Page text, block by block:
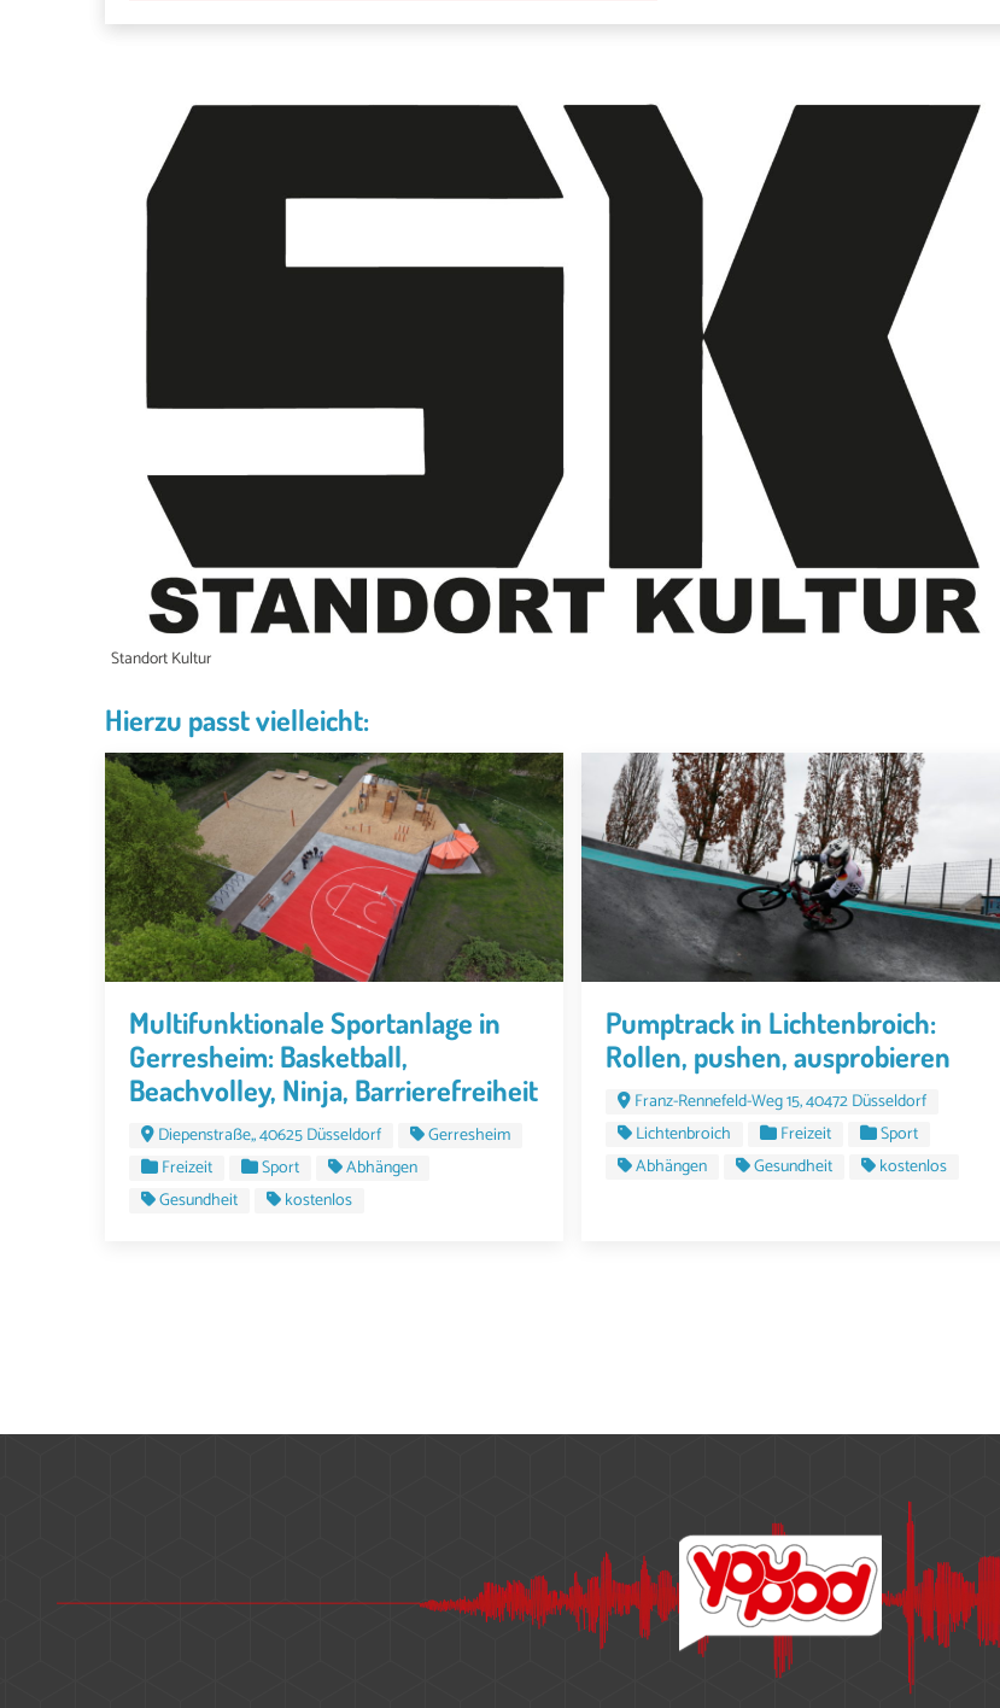
Standort Kultur
Hierzu passt vielleicht:
Multifunktionale Sportanlage in
Gerresheim: Basketball,
Beachvolley, Ninja, Barrierefreiheit
Diepenstraße,, 40625 Düsseldorf
Gerresheim
Freizeit
Sport
Abhängen
Gesundheit
kostenlos
Pumptrack in Lichtenbroich:
Rollen, pushen, ausprobieren
Franz-Rennefeld-Weg 15, 40472 Düsseldorf
Lichtenbroich
Freizeit
Sport
Abhängen
Gesundheit kostenlos